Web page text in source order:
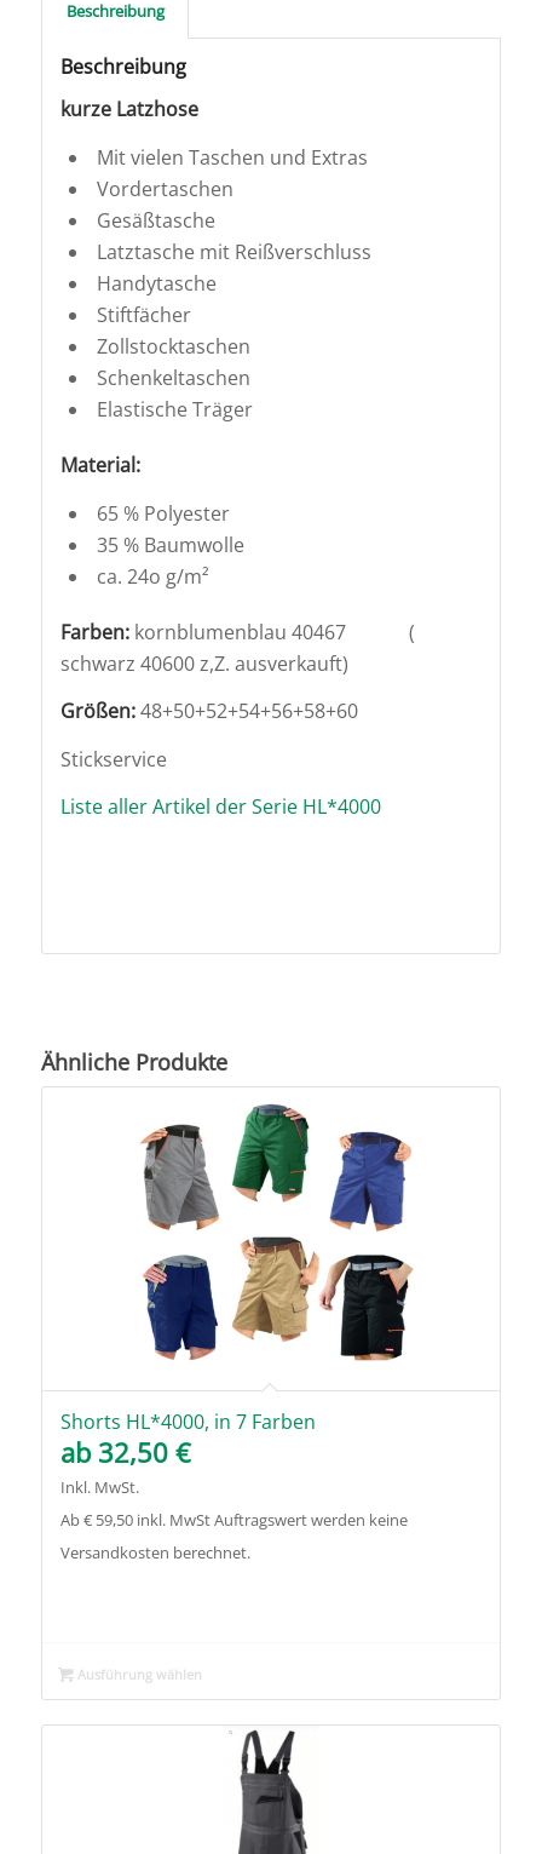
Beschreibung
Beschreibung
kurze Latzhose
Mit vielen Taschen und Extras
Vordertaschen
Gesäßtasche
Latztasche mit Reißverschluss
Handytasche
Stiftfächer
Zollstocktaschen
Schenkeltaschen
Elastische Träger
Material:
65 % Polyester
35 % Baumwolle
ca. 24o g/m²
Farben: kornblumenblau 40467 (
schwarz 40600 z,Z. ausverkauft)
Größen:48+50+52+54+56+58+60
Stickservice
Liste aller Artikel der Serie HL*4000
Ähnliche Produkte
Shorts HL*4000, in 7 Farben
ab 32,50 €
Inkl. MwSt.
Ab € 59,50 inkl. MwSt Auftragswert werden keine
Versandkosten berechnet.
Ausführung wählen